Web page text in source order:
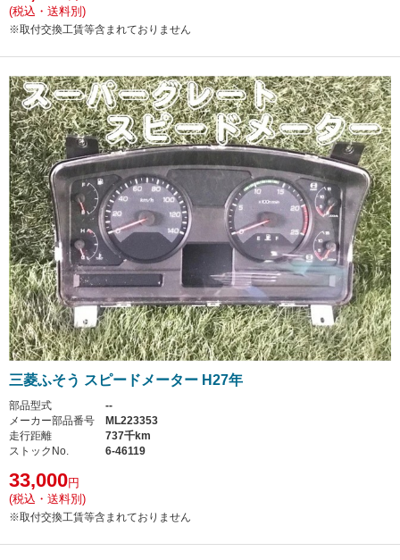
(税込・送料別)
※取付交換工賃等含まれておりません
三菱ふそう スピードメーター H27年
部品型式
--
メーカー部品番号
ML223353
走行距離
737千km
ストックNo.
6-46119
33,000円
(税込・送料別)
※取付交換工賃等含まれておりません